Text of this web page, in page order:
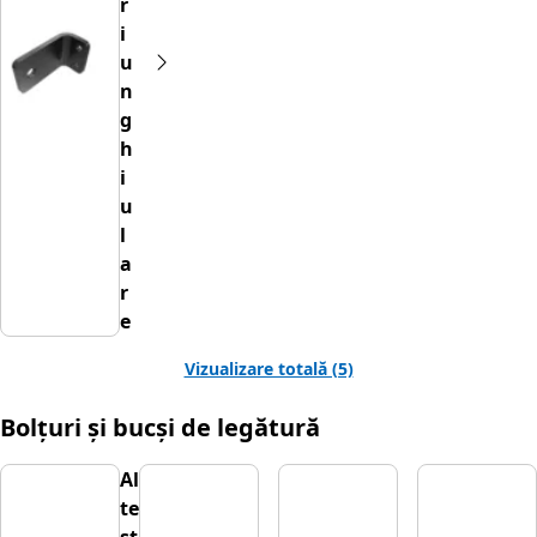
i
u
n
g
h
i
u
l
a
r
e
Vizualizare totală (5)
Bolțuri și bucși de legătură
Al
te